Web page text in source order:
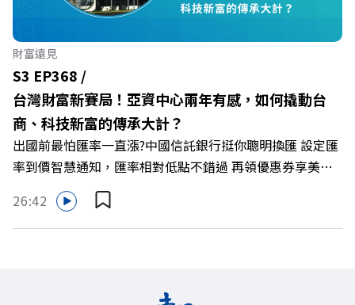
嬰留停、男同仁樂意成家！驚豔業界的「生育代理人制度」
🔺最有人情味的文化橋梁！從社會創新到經典「日本展」的
共好實踐 主持人／遠見雜誌副社長兼遠見智庫總編輯 李建
興 與談人／遠東SOGO百貨董事長 黃晴雯 +++++ 🫧清除腦
袋的盲點，也順手理清生活的雜亂。 點開看質感養成術>>
https://gvmkt.pse.is/9al3px ✨關注《遠見》更多的社群：
LINE：https://reurl.cc/A4ELQp IG：
https://bit.ly/3AjBWNV YT：https://bit.ly/38jNi9k
Powered by Firstory Hosting
財富遠見
S3 EP368 /
台灣財富新賽局！亞資中心兩年有感，如何撬動台
商、科技新富的傳承大計？
出國前最怕匯率一直漲?中國信託銀行挺你聰明換匯 設定匯
率到價智慧通知，匯率相對低點不錯過 再領優惠券享美金
最高減3分等優惠 立即設定： https://fstry.pse.is/9d7lr7
投資外幣如幣別轉換可能產生匯兌損失，應評估涉及自身情
況審慎投資。 完整注意事項詳見網站資訊。 —— 以上為
在政府力推「亞洲資產管理中心」政策、高雄專區成立滿週
26:42